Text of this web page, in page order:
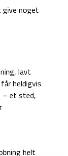
give noget
lavt
heldigvis
– et sted,
helt